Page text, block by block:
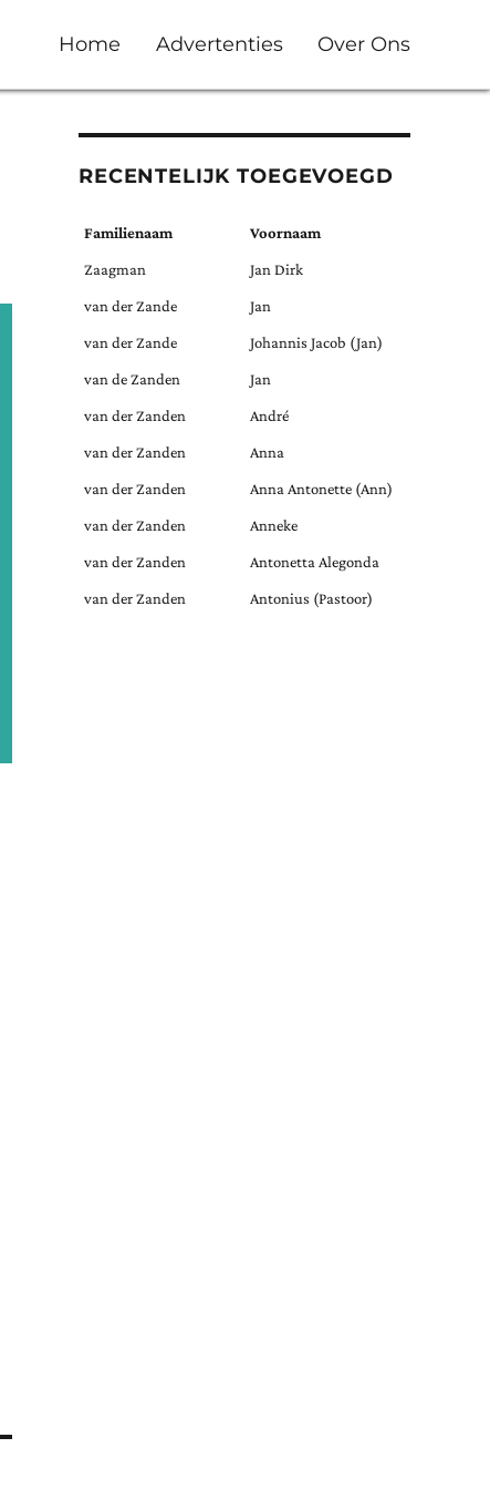
Home Advertenties Over Ons
RECENTELIJK TOEGEVOEGD
Familienaam Voornaam
Zaagman Jan Dirk
van der Zande Jan
van der Zande Johannis Jacob (Jan)
van de Zanden Jan
van der Zanden André
van der Zanden Anna
van der Zanden Anna Antonette (Ann)
van der Zanden Anneke
van der Zanden Antonetta Alegonda
van der Zanden Antonius (Pastoor)